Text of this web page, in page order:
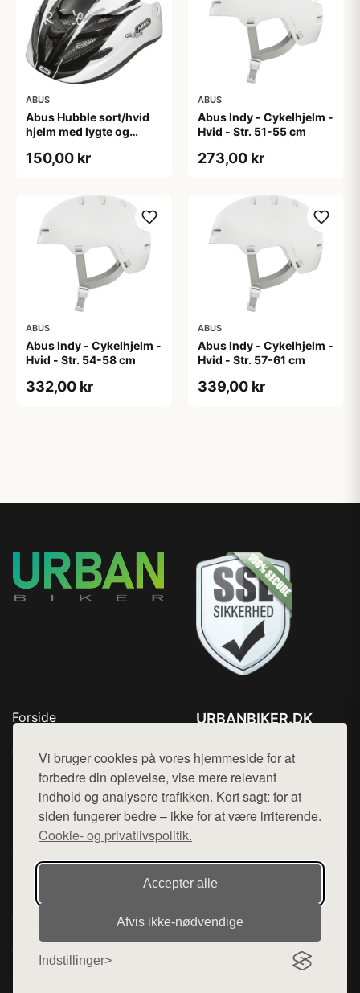
Vi bruger cookies på vores hjemmeside for at
forbedre din oplevelse, vise mere relevant
indhold og analysere trafikken. Kort sagt: for at
siden fungerer bedre – ikke for at være irriterende.
Cookie- og privatlivspolitik.
Accepter alle
Afvis ikke‑nødvendige
Indstillinger
ABUS
Abus Hubble sort/hvid
hjelm med lygte og
(Hjelmstørrelse: 46-52
150,00 kr
ABUS
Abus Indy - Cykelhjelm -
Hvid - Str. 51-55 cm
273,00 kr
ABUS
Abus Indy - Cykelhjelm -
Hvid - Str. 54-58 cm
332,00 kr
ABUS
Abus Indy - Cykelhjelm -
Hvid - Str. 57-61 cm
339,00 kr
Forside
Top Rabatter
Blog
Kontakt
URBANBIKER.DK
Mail: hej@want.dk
Cookie- og privatlivspolitik
Denne side er en del af want.dk, der udgiver en række
hjemmesider med præsentation af forskellige produkter fra
diverse webshops. Der sælges ikke varer fra denne side - vi
varerne på lager.